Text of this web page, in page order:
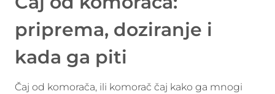
priprema, doziranje i
kada ga piti
Čaj od komorača, ili komorač čaj kako ga mnogi